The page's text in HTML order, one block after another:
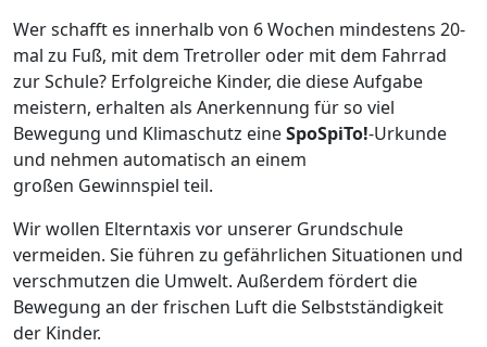
Wer schafft es innerhalb von 6 Wochen mindestens 20-
mal zu Fuß, mit dem Tretroller oder mit dem Fahrrad
zur Schule? Erfolgreiche Kinder, die diese Aufgabe
meistern, erhalten als Anerkennung für so viel
Bewegung und Klimaschutz eineSpoSpiTo!-Urkunde
und nehmen automatisch an einem
großen Gewinnspiel teil.
Wir wollen Elterntaxis vor unserer Grundschule
vermeiden. Sie führen zu gefährlichen Situationen und
verschmutzen die Umwelt. Außerdem fördert die
Bewegung an der frischen Luft die Selbstständigkeit
der Kinder.